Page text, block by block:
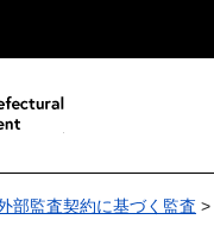
部監査契約に基づく監査 >